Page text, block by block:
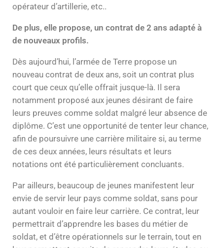
opérateur d’artillerie, etc..
De plus, elle propose, un contrat de 2 ans adapté à
de nouveaux profils.
Dès aujourd’hui, l’armée de Terre propose un
nouveau contrat de deux ans, soit un contrat plus
court que ceux qu’elle offrait jusque-là. Il sera
notamment proposé aux jeunes désirant de faire
leurs preuves comme soldat malgré leur absence de
diplôme. C’est une opportunité de tenter leur chance,
afin de poursuivre une carrière militaire si, au terme
de ces deux années, leurs résultats et leurs
notations ont été particulièrement concluants.
Par ailleurs, beaucoup de jeunes manifestent leur
envie de servir leur pays comme soldat, sans pour
autant vouloir en faire leur carrière. Ce contrat, leur
permettrait d’apprendre les bases du métier de
soldat, et d’être opérationnels sur le terrain, tout en